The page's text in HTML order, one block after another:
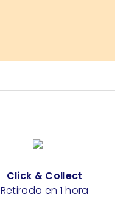
Click & Collect
Retirada en 1 hora